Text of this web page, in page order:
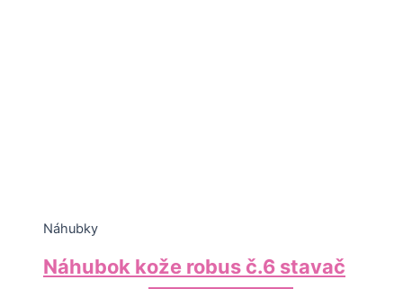
Náhubky
Náhubok kože robus č.6 stavač